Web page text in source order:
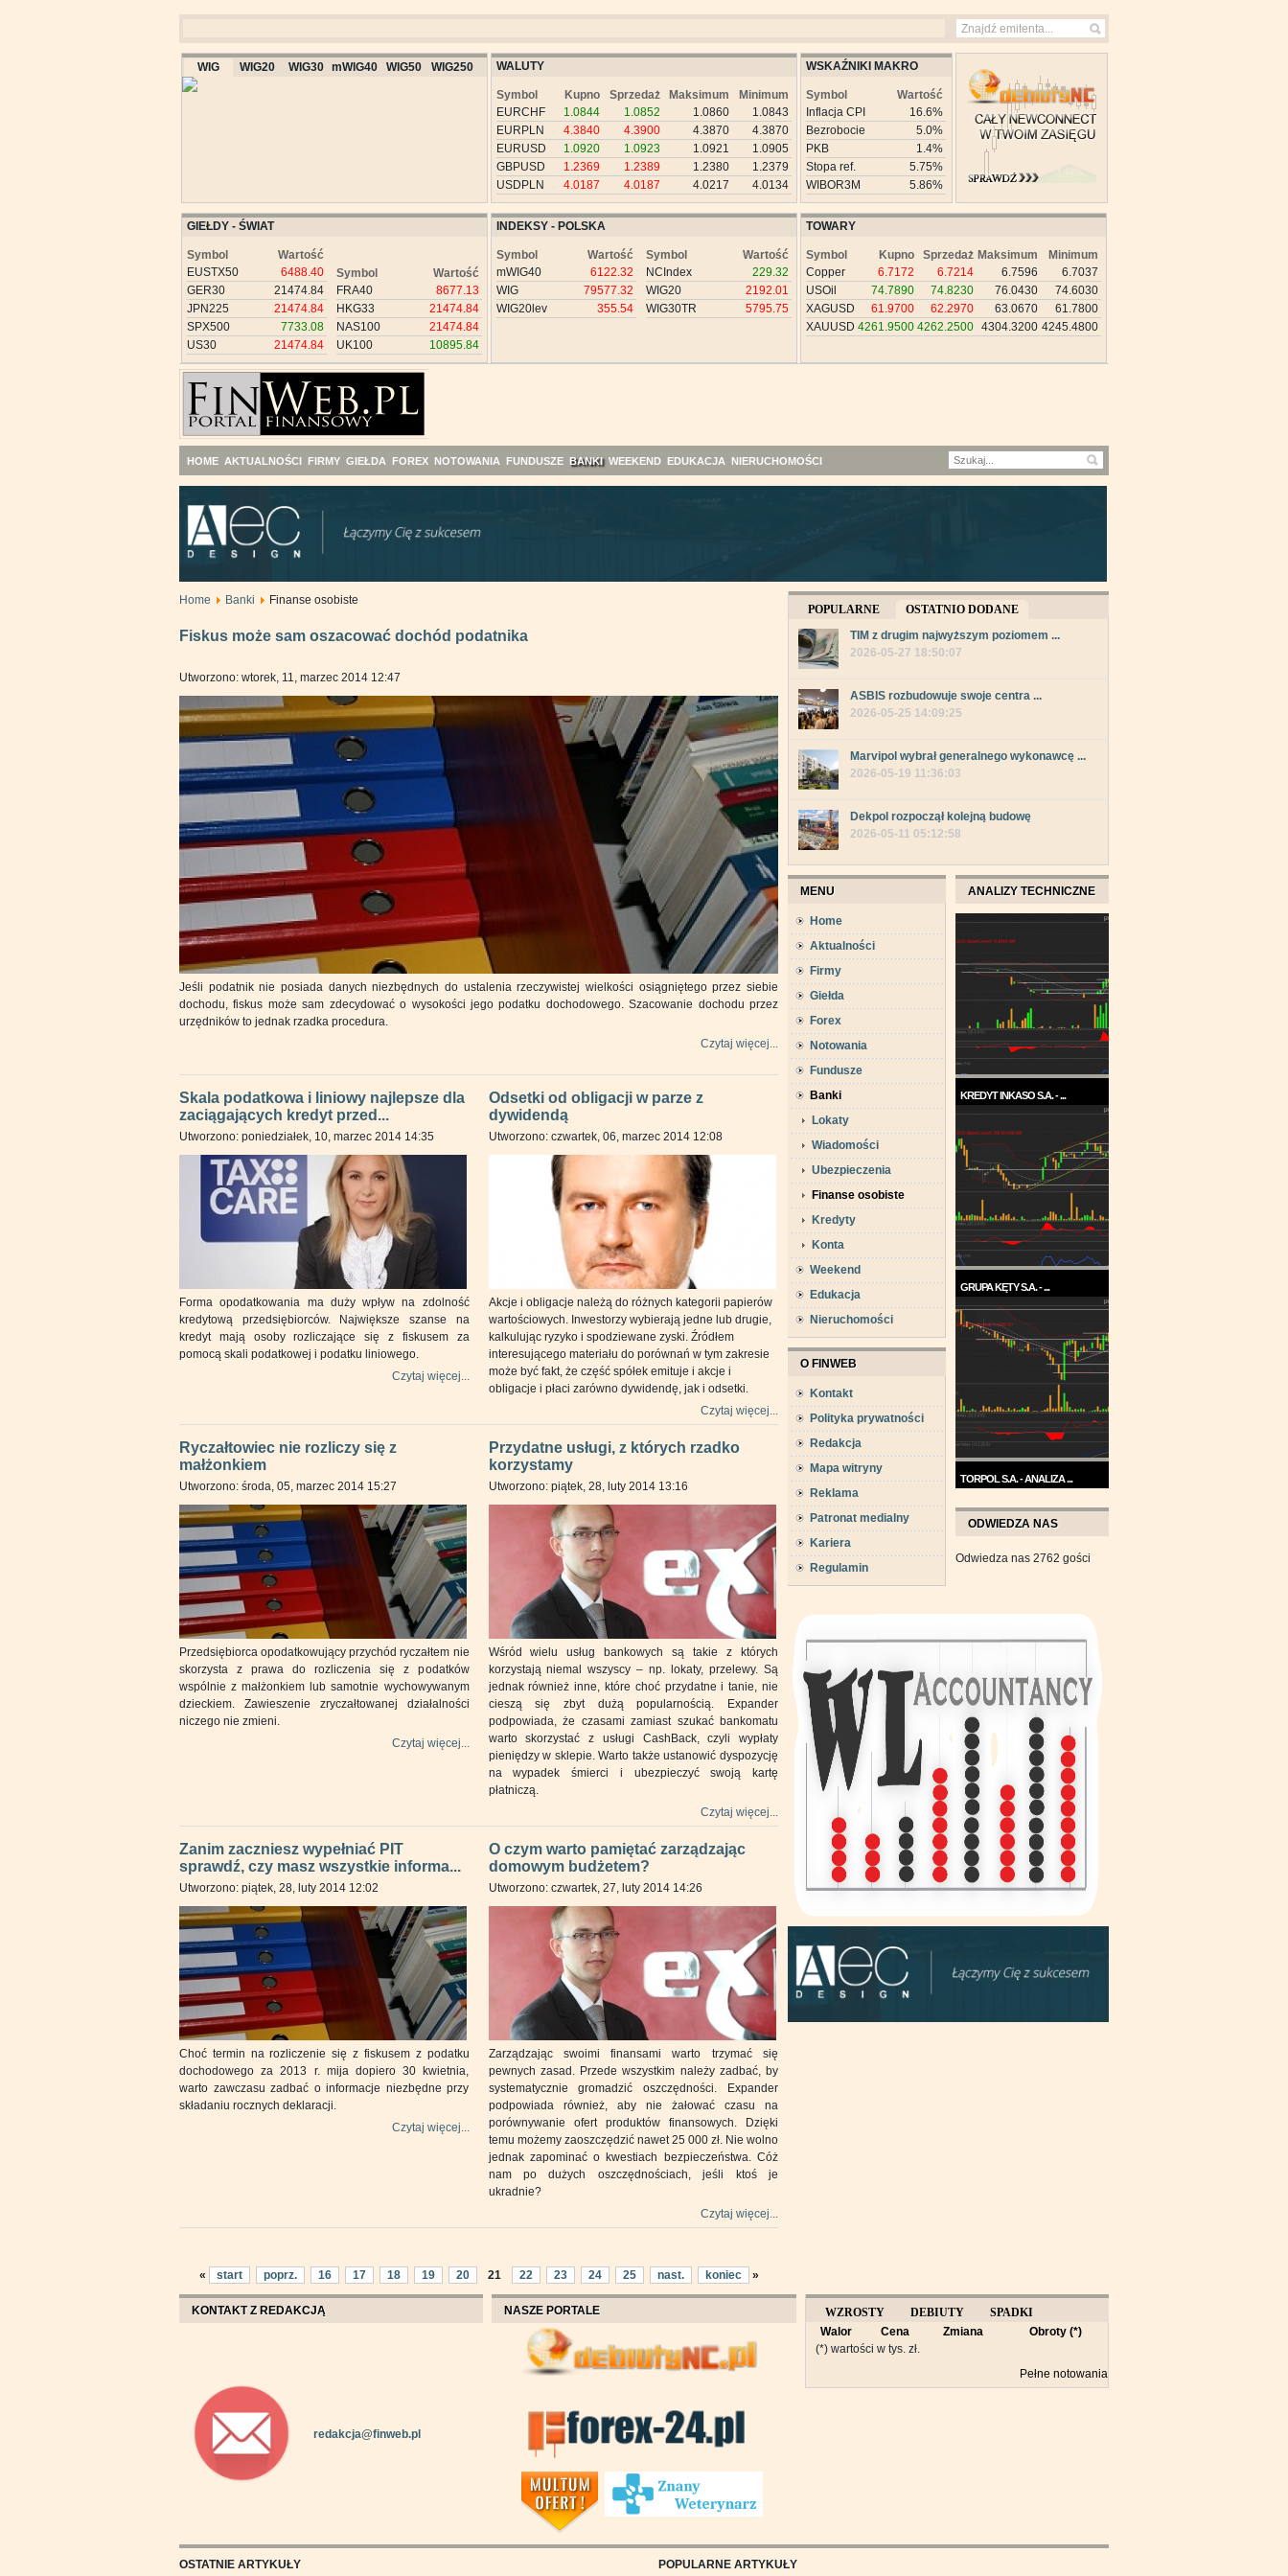
WIG WIG20 WIG30 mWIG40 WIG50 WIG250 WALUTY
Symbol Kupno Sprzedaż Maksimum
Minimum
EURCHF
1.0844 1.0852 1.0860
1.0843
EURPLN
4.3840 4.3900 4.3870
4.3870
EURUSD
1.0920 1.0923 1.0921
1.0905
GBPUSD
1.2369 1.2389 1.2380
1.2379
USDPLN
4.0187 4.0187 4.0217 4.0134
WSKAŹNIKI MAKRO
Symbol
Wartość
Inflacja CPI
16.6%
Bezrobocie
5.0%
PKB
1.4%
Stopa ref.
5.75%
WIBOR3M
5.86%
GIEŁDY - ŚWIAT
Symbol
Wartość
EUSTX50
6488.40
GER30
21474.84
JPN225
21474.84
SPX500
7733.08
US30
21474.84
Symbol
Wartość
FRA40
8677.13
HKG33
21474.84
NAS100
21474.84
UK100
10895.84
INDEKSY - POLSKA
Symbol
Wartość
mWIG40
6122.32
WIG
79577.32
WIG20lev
355.54
Symbol
Wartość
NCIndex
229.32
WIG20
2192.01
WIG30TR
5795.75
TOWARY
Symbol Kupno Sprzedaż Maksimum
Minimum
Copper
6.7172 6.7214 6.7596
6.7037
USOil
74.7890 74.8230 76.0430
74.6030
XAGUSD
61.9700 62.2970 63.0670
61.7800
XAUUSD 4261.9500 4262.2500 4304.3200 4245.4800
HOME AKTUALNOŚCI FIRMY GIEŁDA FOREX NOTOWANIA FUNDUSZE BANKI WEEKEND EDUKACJA NIERUCHOMOŚCI
Home Banki Finanse osobiste
Fiskus może sam oszacować dochód podatnika
Utworzono: wtorek, 11, marzec 2014 12:47
Jeśli podatnik nie posiada danych niezbędnych do ustalenia rzeczywistej wielkości osiągniętego przez siebie
dochodu, fiskus może sam zdecydować o wysokości jego podatku dochodowego. Szacowanie dochodu przez
urzędników to jednak rzadka procedura.
Czytaj więcej...
Skala podatkowa i liniowy najlepsze dla
zaciągających kredyt przed...
Utworzono: poniedziałek, 10, marzec 2014 14:35
Forma opodatkowania ma duży wpływ na zdolność
kredytową przedsiębiorców. Największe szanse na
kredyt mają osoby rozliczające się z fiskusem za
pomocą skali podatkowej i podatku liniowego.
Czytaj więcej...
Odsetki od obligacji w parze z
dywidendą
Utworzono: czwartek, 06, marzec 2014 12:08
Akcje i obligacje należą do różnych kategorii papierów
wartościowych. Inwestorzy wybierają jedne lub drugie,
kalkulując ryzyko i spodziewane zyski. Źródłem
interesującego materiału do porównań w tym zakresie
może być fakt, że część spółek emituje i akcje i
obligacje i płaci zarówno dywidendę, jak i odsetki.
Czytaj więcej...
Ryczałtowiec nie rozliczy się z
małżonkiem
Utworzono: środa, 05, marzec 2014 15:27
Przedsiębiorca opodatkowujący przychód ryczałtem nie
skorzysta z prawa do rozliczenia się z podatków
wspólnie z małżonkiem lub samotnie wychowywanym
dzieckiem. Zawieszenie zryczałtowanej działalności
niczego nie zmieni.
Czytaj więcej...
Przydatne usługi, z których rzadko
korzystamy
Utworzono: piątek, 28, luty 2014 13:16
Wśród wielu usług bankowych są takie z których
korzystają niemal wszyscy – np. lokaty, przelewy. Są
jednak również inne, które choć przydatne i tanie, nie
cieszą się zbyt dużą popularnością. Expander
podpowiada, że czasami zamiast szukać bankomatu
warto skorzystać z usługi CashBack, czyli wypłaty
pieniędzy w sklepie. Warto także ustanowić dyspozycję
na wypadek śmierci i ubezpieczyć swoją kartę
płatniczą.
Czytaj więcej...
Zanim zaczniesz wypełniać PIT
sprawdź, czy masz wszystkie informa...
Utworzono: piątek, 28, luty 2014 12:02
Choć termin na rozliczenie się z fiskusem z podatku
dochodowego za 2013 r. mija dopiero 30 kwietnia,
warto zawczasu zadbać o informacje niezbędne przy
składaniu rocznych deklaracji.
Czytaj więcej...
O czym warto pamiętać zarządzając
domowym budżetem?
Utworzono: czwartek, 27, luty 2014 14:26
Zarządzając swoimi finansami warto trzymać się
pewnych zasad. Przede wszystkim należy zadbać, by
systematycznie gromadzić oszczędności. Expander
podpowiada również, aby nie żałować czasu na
porównywanie ofert produktów finansowych. Dzięki
temu możemy zaoszczędzić nawet 25 000 zł. Nie wolno
jednak zapominać o kwestiach bezpieczeństwa. Cóż
nam po dużych oszczędnościach, jeśli ktoś je
ukradnie?
Czytaj więcej...
« start poprz. 16 17 18 19 20 21 22 23 24 25 nast. koniec »
POPULARNE
OSTATNIO DODANE
TIM z drugim najwyższym poziomem ...
2026-05-27 18:50:07
ASBIS rozbudowuje swoje centra ...
2026-05-25 14:09:25
Marvipol wybrał generalnego wykonawcę ...
2026-05-19 11:36:03
Dekpol rozpoczął kolejną budowę
2026-05-11 05:12:58
MENU
Home
Aktualności
Firmy
Giełda
Forex
Notowania
Fundusze
Banki
Lokaty
Wiadomości
Ubezpieczenia
Finanse osobiste
Kredyty
Konta
Weekend
Edukacja
Nieruchomości
O FINWEB
Kontakt
Polityka prywatności
Redakcja
Mapa witryny
Reklama
Patronat medialny
Kariera
Regulamin
ANALIZY TECHNICZNE
KREDYT INKASO S.A. - ...
każdym razie w ...
GRUPA KĘTY S.A. - ...
Trend na wykresie Grupy Kęty
jest wzrostowy. ...
TORPOL S.A. - ANALIZA ...
września wykres Torpolu ...
ODWIEDZA NAS
Odwiedza nas 2762 gości
KONTAKT Z REDAKCJĄ
redakcja@finweb.pl
NASZE PORTALE WZROSTY DEBIUTY
SPADKI
OBROTY
Walor Cena Zmiana
Obroty (*)
(*) wartości w tys. zł.
Pełne notowania
OSTATNIE ARTYKUŁY POPULARNE ARTYKUŁY